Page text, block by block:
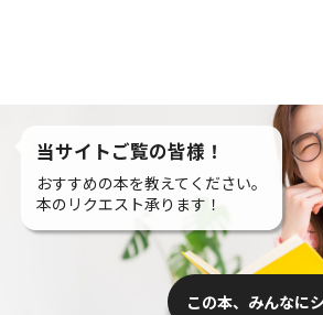
当サイトご覧の皆様！
おすすめの本を教えてください。
本のリクエスト承ります！
この本、みんなに